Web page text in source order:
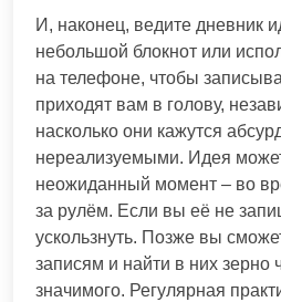
И, наконец, ведите дневник
небольшой блокнот или
на телефоне, чтобы
приходят вам в голову,
насколько они кажутся
нереализуемыми. Идея
неожиданный момент – во
за рулём. Если вы её не
ускользнуть. Позже вы
записям и найти в них зерно
значимого. Регулярная